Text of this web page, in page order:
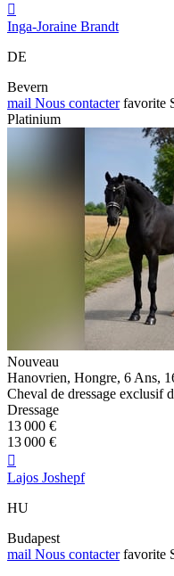

Inga-Joraine Brandt
DE
Bevern
mail Nous contacter favorite
Platinium
Nouveau
Hanovrien, Hongre, 6 Ans,
Cheval de dressage exclusif
Dressage
13 000 €
13 000 €

Lajos Joshepf
HU
Budapest
mail Nous contacter favorite